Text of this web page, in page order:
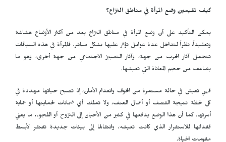
كيف تقيمين وضع المرأة في مناطق النزاع؟
يمكن التأكيد على أن وضع المرأة في مناطق النزاع يعد من أكثر الأوضاع هشاشة
وتعقيداً، نظراً لتداخل عدة عوامل تؤثر عليها بشكل مباشر. فالمرأة في هذه السياقات
تتحمل آثار الحرب من جهة، وآثار التمييز الاجتماعي من جهة أخرى، وهو ما
يضاعف من حجم المعاناة التي تعيشها.
فهي تعيش في حالة مستمرة من الخوف وانعدام الأمان، إذ تصبح حياتها مهددة في
كل لحظة نتيجة القصف أو أعمال العنف، ولا تملك أي ضمانات لحمايتها أو حماية
أسرتها. كما أن هذا الوضع يدفعها في كثير من الأحيان إلى النزوح أو اللجوء، ما يعني
فقدانها للاستقرار الذي كانت تعيشه، وانتقالها إلى بيئات جديدة تفتقر لأبسط
مقومات الحياة.